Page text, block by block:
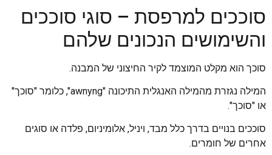
סוככים למרפסת – סוגי סוככים
והשימושים הנכונים שלהם
סוכך הוא מקלט המוצמד לקיר החיצוני של המבנה.
המילה נגזרת מהמילה האנגלית התיכונה "awnyng", כלומר "סוכך"
או "סוכך".
סוככים בנויים בדרך כלל מבד, ויניל, אלומיניום, פלדה או סוגים
אחרים של חומרים.